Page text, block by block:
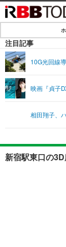
IT・デジタル
SPEED TEST
エンタメ
リリース一覧
注目記事
10G光回線
映画『貞子
相田翔子、
新宿駅東口の